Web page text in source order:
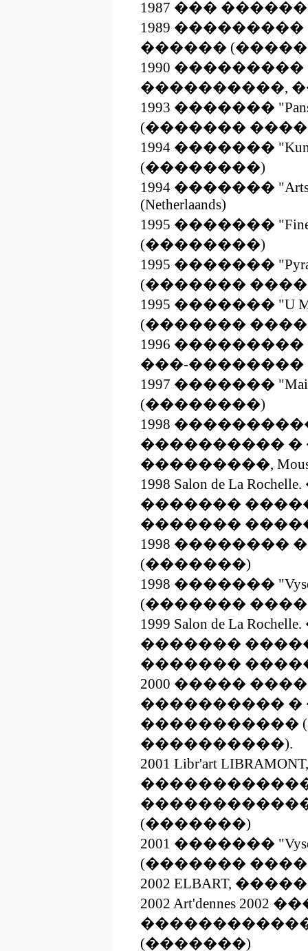
1987 ���
1989
������
1990
����������,
1993 �������
(�������
1994 �������
(��������)
1994 ������� "Arts &
(Netherlaands)
1995 ������� "Fine
(��������)
1995 �������
(�������
1995 ������� "U
(�������
1996
���-��������
1997 �������
(��������)
1998
����������
���������,
1998 Salon de La
�������
�������
1998 ��������
(�������)
1998 �������
(�������
1999 Salon de La
�������
�������
2000 �����
���������� �
�����������
����������).
2001 Libr'art
(�������)
2001 �������
(�������
2002 ELBART,
2002 Art'dennes 2002
(�������)